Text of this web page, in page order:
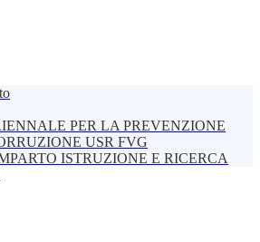
PER LA PREVENZIONE
USR FVG
ISTRUZIONE E RICERCA